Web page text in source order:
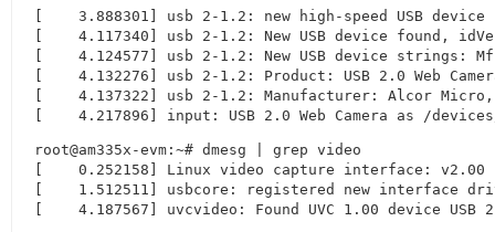
[    3.888301] usb 2-1.2: new high-speed USB device
[    4.117340] usb 2-1.2: New USB device found,
[    4.124577] usb 2-1.2: New USB device strings:
[    4.132276] usb 2-1.2: Product: USB 2.0 Web
[    4.137322] usb 2-1.2: Manufacturer: Alcor
[    4.217896] input: USB 2.0 Web Camera as /
root@am335x-evm:~# dmesg | grep video
[    0.252158] Linux video capture interface: v2.00
[    1.512511] usbcore: registered new interface
[    4.187567] uvcvideo: Found UVC 1.00 device USB